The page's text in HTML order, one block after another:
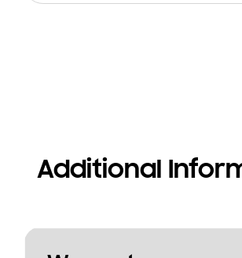
Additional